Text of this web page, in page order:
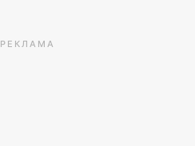
РЕКЛАМА